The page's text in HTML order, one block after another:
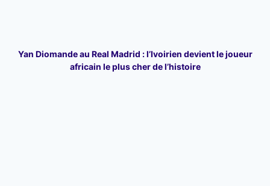
Yan Diomande au Real Madrid : l’Ivoirien devient le joueur
africain le plus cher de l’histoire